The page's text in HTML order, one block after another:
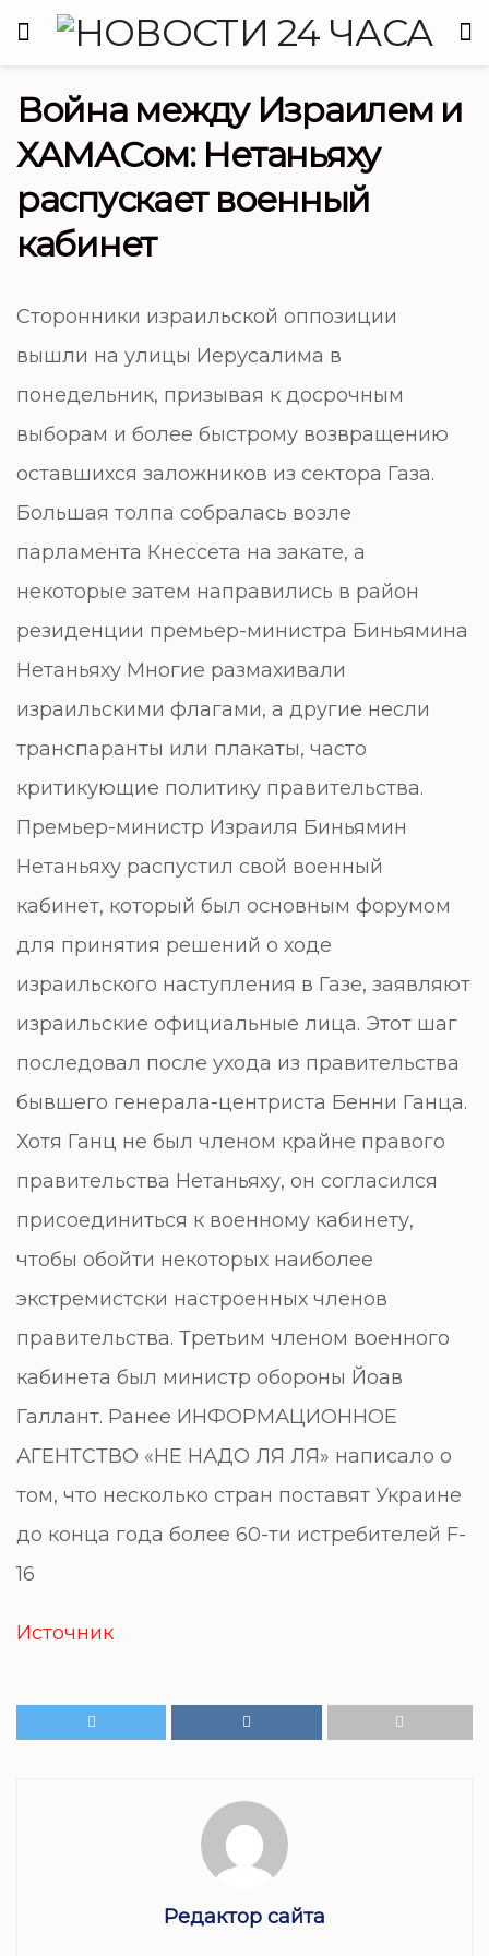
Война между Израилем и
ХАМАСом: Нетаньяху
распускает военный
кабинет
Сторонники израильской оппозиции
вышли на улицы Иерусалима в
понедельник, призывая к досрочным
выборам и более быстрому возвращению
оставшихся заложников из сектора Газа.
Большая толпа собралась возле
парламента Кнессета на закате, а
некоторые затем направились в район
резиденции премьер-министра Биньямина
Нетаньяху Многие размахивали
израильскими флагами, а другие несли
транспаранты или плакаты, часто
критикующие политику правительства.
Премьер-министр Израиля Биньямин
Нетаньяху распустил свой военный
кабинет, который был основным форумом
для принятия решений о ходе
израильского наступления в Газе, заявляют
израильские официальные лица. Этот шаг
последовал после ухода из правительства
бывшего генерала-центриста Бенни Ганца.
Хотя Ганц не был членом крайне правого
правительства Нетаньяху, он согласился
присоединиться к военному кабинету,
чтобы обойти некоторых наиболее
экстремистски настроенных членов
правительства. Третьим членом военного
кабинета был министр обороны Йоав
Галлант. Ранее ИНФОРМАЦИОННОЕ
АГЕНТСТВО «НЕ НАДО ЛЯ ЛЯ» написало о
том, что несколько стран поставят Украине
до конца года более 60-ти истребителей F-
16
Источник
Редактор сайта